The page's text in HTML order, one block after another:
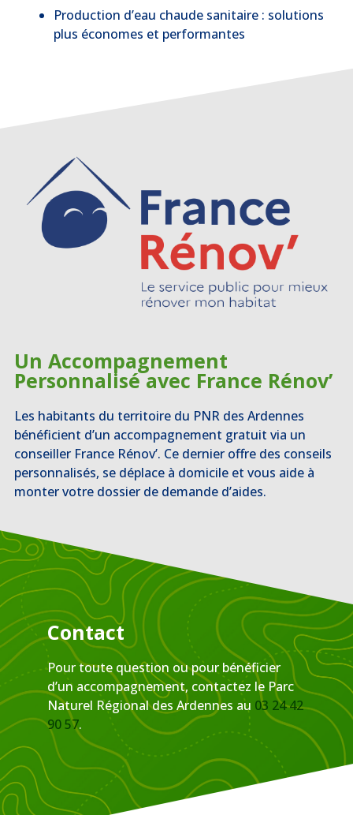
Production d’eau chaude sanitaire : solutions
plus économes et performantes
Un Accompagnement
Personnalisé avec France Rénov’
Les habitants du territoire du PNR des Ardennes
bénéficient d’un accompagnement gratuit via un
conseiller France Rénov’. Ce dernier offre des conseils
personnalisés, se déplace à domicile et vous aide à
monter votre dossier de demande d’aides.
Contact
Pour toute question ou pour bénéficier
d’un accompagnement, contactez le Parc
Naturel Régional des Ardennes au 03 24 42
90 57.